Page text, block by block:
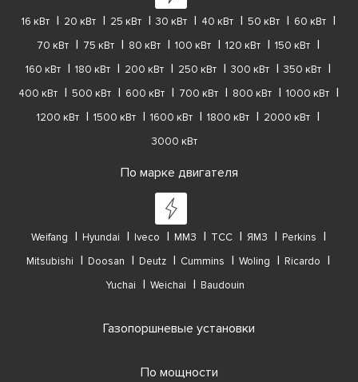
16 кВт 20 кВт 25 кВт 30 кВт 40 кВт 50 кВт
60 кВт
70 кВт
75 кВт 80 кВт 100 кВт 120 кВт
150 кВт
160 кВт
180 кВт 200 кВт 250 кВт 300 кВт
350 кВт
400 кВт
500 кВт 600 кВт 700 кВт 800 кВт
1000 кВт
1200 кВт
1500 кВт 1600 кВт 1800 кВт
2000 кВт
3000 кВт
По марке двигателя
Weifang Hyundai Iveco ММЗ ТСС ЯМЗ
Perkins
Mitsubishi
Doosan Deutz Cummins Woling
Ricardo
Yuchai
Weichai Baudouin
Газопоршневые установки
По мощности